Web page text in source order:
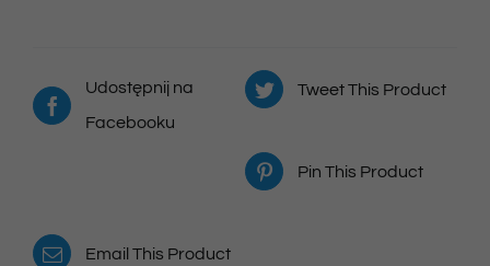
Udostępnij na
Facebooku
Tweet This Product
Pin This Product
Email This Product